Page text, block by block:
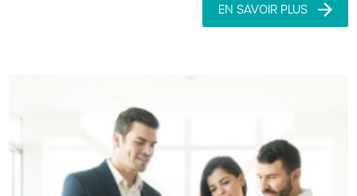
EN SAVOIR PLUS